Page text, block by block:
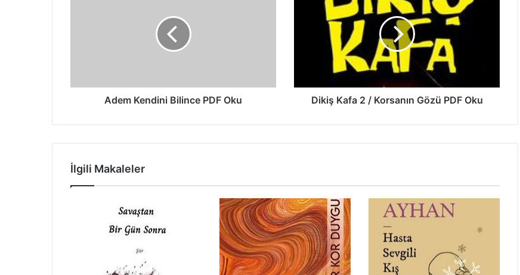
Adem Kendini Bilince PDF Oku Dikiş Kafa 2 / Korsanın Gözü PDF Oku
İlgili Makaleler